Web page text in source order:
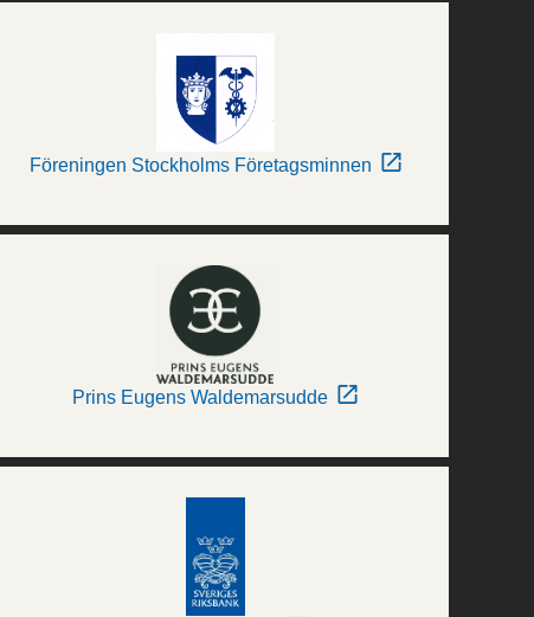
Föreningen Stockholms Företagsminnen
Prins Eugens Waldemarsudde